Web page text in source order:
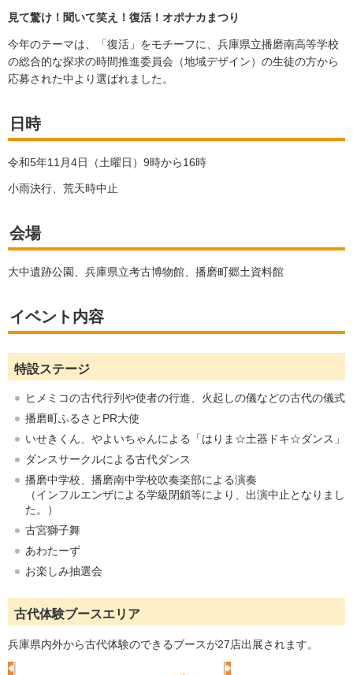
見て驚け！聞いて笑え！復活！オポナカまつり
今年のテーマは、「復活」をモチーフに、兵庫県立播磨南高等学校
の総合的な探求の時間推進委員会（地域デザイン）の生徒の方から
応募された中より選ばれました。
日時
令和5年11月4日（土曜日）9時から16時
小雨決行、荒天時中止
会場
大中遺跡公園、兵庫県立考古博物館、播磨町郷土資料館
イベント内容
特設ステージ
ヒメミコの古代行列や使者の行進、火起しの儀などの古代の儀式
播磨町ふるさとPR大使
いせきくん、やよいちゃんによる「はりま☆土器ドキ☆ダンス」
ダンスサークルによる古代ダンス
播磨中学校、播磨南中学校吹奏楽部による演奏
（インフルエンザによる学級閉鎖等により、出演中止となりまし
た。）
古宮獅子舞
あわたーず
お楽しみ抽選会
古代体験ブースエリア
兵庫県内外から古代体験のできるブースが27店出展されます。